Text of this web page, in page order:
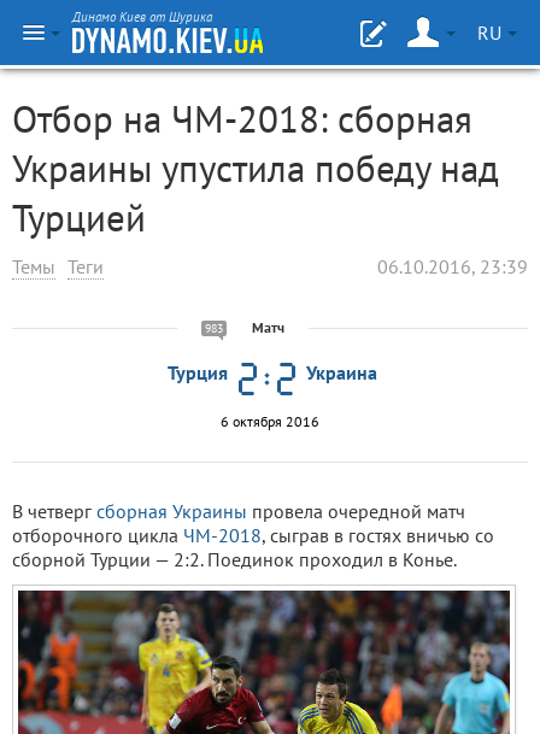
Динамо Киев от Шурика
RU
Отбор на ЧМ-2018: сборная
Украины упустила победу над
Турцией
Темы Теги 06.10.2016, 23:39
983 Матч
Турция Украина
6 октября 2016
В четверг сборная Украины провела очередной матч
отборочного цикла ЧМ-2018, сыграв в гостях вничью со
сборной Турции — 2:2. Поединок проходил в Конье.